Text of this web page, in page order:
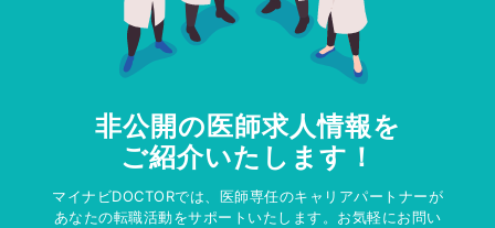
非公開の医師求人情報を
ご紹介いたします！
マイナビDOCTORでは、医師専任のキャリアパートナーが
あなたの転職活動をサポートいたします。お気軽にお問い